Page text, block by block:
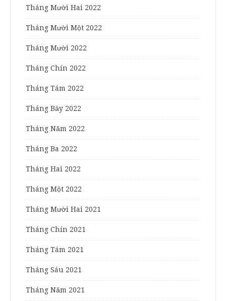
Tháng Mười Hai 2022
Tháng Mười Một 2022
Tháng Mười 2022
Tháng Chín 2022
Tháng Tám 2022
Tháng Bảy 2022
Tháng Năm 2022
Tháng Ba 2022
Tháng Hai 2022
Tháng Một 2022
Tháng Mười Hai 2021
Tháng Chín 2021
Tháng Tám 2021
Tháng Sáu 2021
Tháng Năm 2021